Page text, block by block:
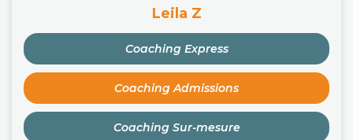
Leila Z
Coaching Express
Coaching Admissions
Coaching Sur-mesure